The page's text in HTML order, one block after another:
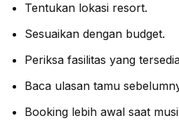
Tentukan lokasi resort.
Sesuaikan dengan budget.
Periksa fasilitas yang
Baca ulasan tamu
Booking lebih awal saat